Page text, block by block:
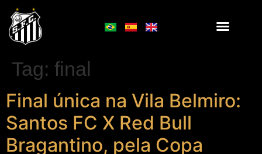
Tag: final
Final única na Vila Belmiro:
Santos FC X Red Bull
Bragantino, pela Copa